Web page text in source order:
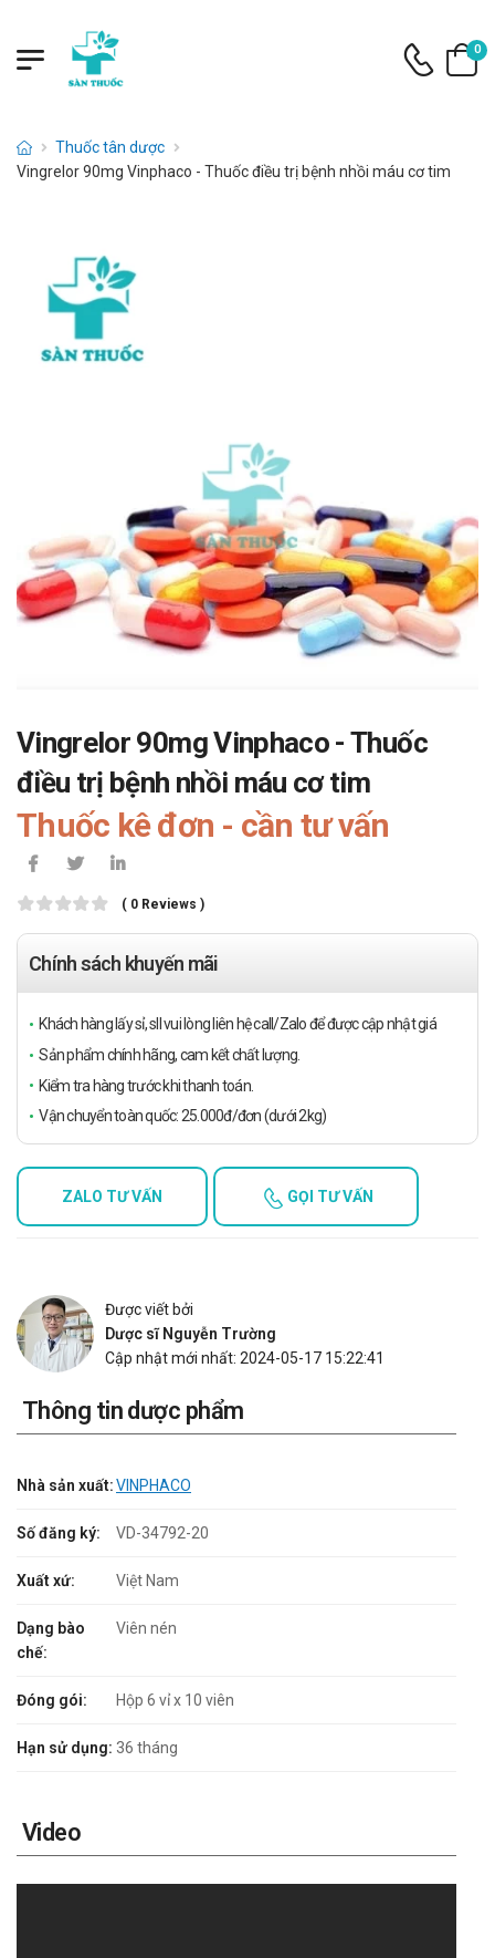
0
Thuốc tân dược
Vingrelor 90mg Vinphaco - Thuốc điều trị bệnh nhồi máu cơ tim
Vingrelor 90mg Vinphaco - Thuốc
điều trị bệnh nhồi máu cơ tim
Thuốc kê đơn - cần tư vấn
( 0 Reviews )
Chính sách khuyến mãi
Khách hàng lấy sỉ, sll vui lòng liên hệ call/Zalo để được cập nhật giá
Sản phẩm chính hãng, cam kết chất lượng.
Kiểm tra hàng trước khi thanh toán.
Vận chuyển toàn quốc: 25.000đ/đơn (dưới 2kg)
ZALO TƯ VẤN GỌI TƯ VẤN
Được viết bởi
Dược sĩ Nguyễn Trường
Cập nhật mới nhất: 2024-05-17 15:22:41
Thông tin dược phẩm
Nhà sản xuất:VINPHACO
Số đăng ký: VD-34792-20
Xuất xứ: Việt Nam
Dạng bào
chế:
Viên nén
Đóng gói: Hộp 6 vỉ x 10 viên
Hạn sử dụng: 36 tháng
Video